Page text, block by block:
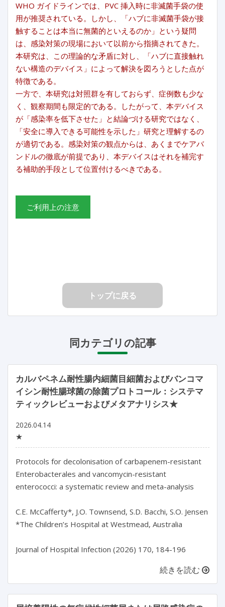
WHO ガイドラインでは、PVC 挿入時に非滅菌手袋の使
用が推奨されている。しかし、「ハブに非滅菌手袋が接
触することは本当に無菌的といえるのか」という疑問
は、感染対策の現場において以前から指摘されてきた。
本研究は、この理論的な矛盾に対し、「ハブに直接触れ
ない構造のデバイス」によって解決を図ろうとした点が
特徴である。
一方で、本研究は対照群を有しておらず、症例数も少な
く、観察期間も限定的である。したがって、本デバイス
が「感染率を低下させた」と結論づける研究ではなく、
「安全に導入できる可能性を示した」研究と理解するの
が適切である。感染対策の観点からは、あくまでケアバ
ンドルの徹底が前提であり、本デバイスはそれを補完す
る補助的手段として位置付けるべきである。
ご利用上の注意
トップに戻る
同カテゴリの記事
カルバペネム耐性腸内細菌目細菌およびバンコマ
イシン耐性腸球菌の除菌プロトコール：システマ
ティックレビューおよびメタアナリシス★
2026.04.14
★
Protocols for decolonisation of carbapenem-resistant
Enterobacterales and vancomycin-resistant
enterococci: a systematic review and meta-analysis
C.E. McCafferty*, J.O. Townsend, S.D. Bacchi, S.O. Jensen
*The Children’s Hospital at Westmead, Australia
続きを読む